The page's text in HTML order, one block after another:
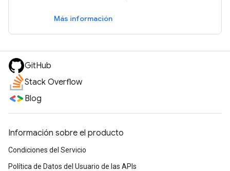
Más información
GitHub
Stack Overflow
Blog
Información sobre el producto
Condiciones del Servicio
Política de Datos del Usuario de las APIs